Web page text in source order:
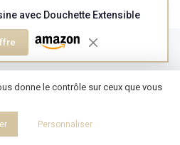
avec Douchette Extensible
Avril 2025
donne le contrôle sur ceux que vous
Personnaliser